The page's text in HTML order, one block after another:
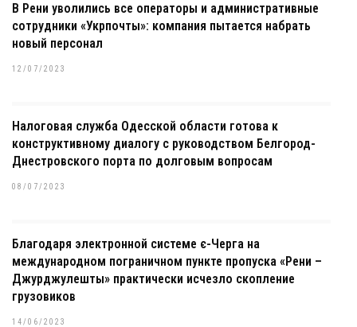
В Рени уволились все операторы и административные
сотрудники «Укрпочты»: компания пытается набрать
новый персонал
12/07/2023
Налоговая служба Одесской области готова к
конструктивному диалогу с руководством Белгород-
Днестровского порта по долговым вопросам
08/07/2023
Благодаря электронной системе є-Черга на
международном пограничном пункте пропуска «Рени –
Джурджулешты» практически исчезло скопление
грузовиков
14/06/2023